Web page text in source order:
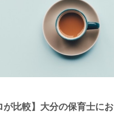
が比較】大分の保育士にお